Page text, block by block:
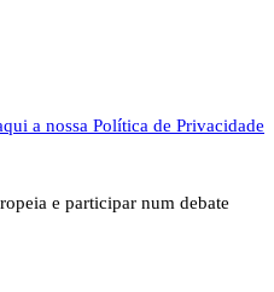
a nossa Política de Privacidade
e participar num debate